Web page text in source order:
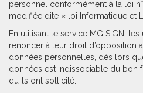
personnel conformément à la loi
modifiée dite « loi Informatique et
En utilisant le service MG SIGN,
renoncer à leur droit d’opposition
données personnelles, dès lors
données est indissociable du bon
qu’ils ont sollicité.